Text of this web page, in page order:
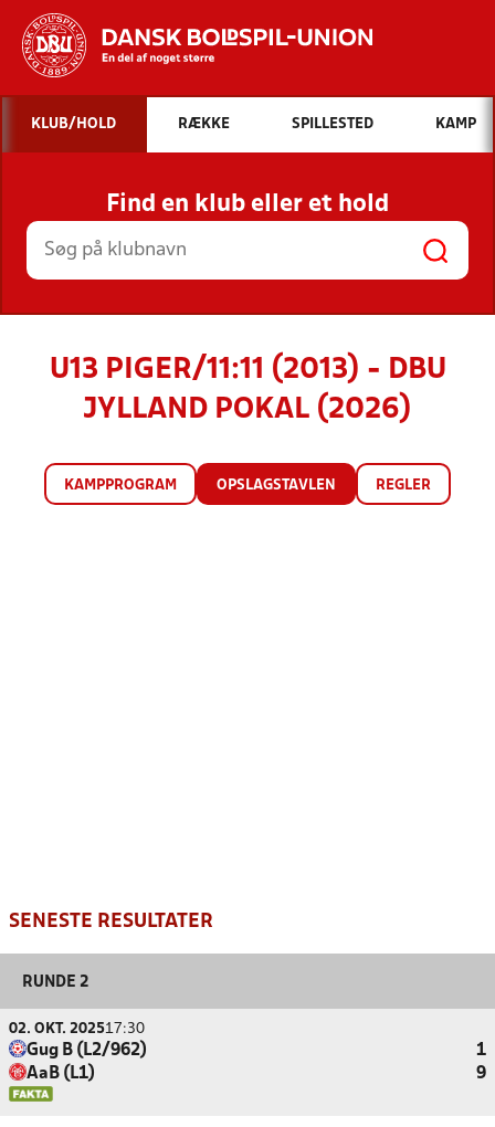
Hvad vil du søge efter?
INDHOLD OG NYHEDER
STILLINGER, RESULTATER, KLUBBER OG
HOLD
KLUB/HOLD RÆKKE SPILLESTED KAMP
Find en klub eller et hold
U13 PIGER/11:11 (2013) - DBU
JYLLAND POKAL (2026)
KAMPPROGRAM OPSLAGSTAVLEN REGLER
SENESTE RESULTATER
RUNDE 2
02. OKT. 202517:30
Gug B (L2/962)
1
AaB (L1)
9